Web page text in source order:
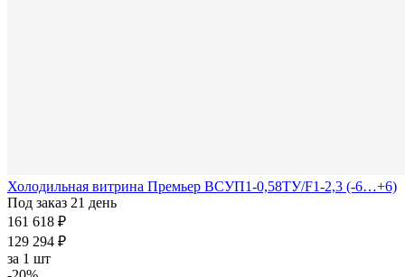
Холодильная витрина Премьер ВСУП1-0,58ТУ/F1-2,3 (-6…+6)
Под заказ 21 день
161 618 ₽
129 294 ₽
за 1 шт